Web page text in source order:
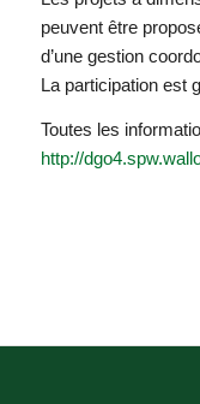
peuvent être
d’une gestion
La participation est
Toutes les
http://